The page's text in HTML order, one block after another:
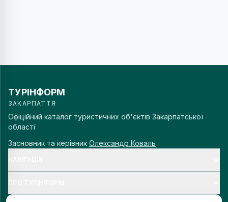
ТУРІНФОРМ
ЗАКАРПАТТЯ
Офіційний каталог туристичних об'єктів Закарпатської
області
Засновник та керівник Олександр Коваль